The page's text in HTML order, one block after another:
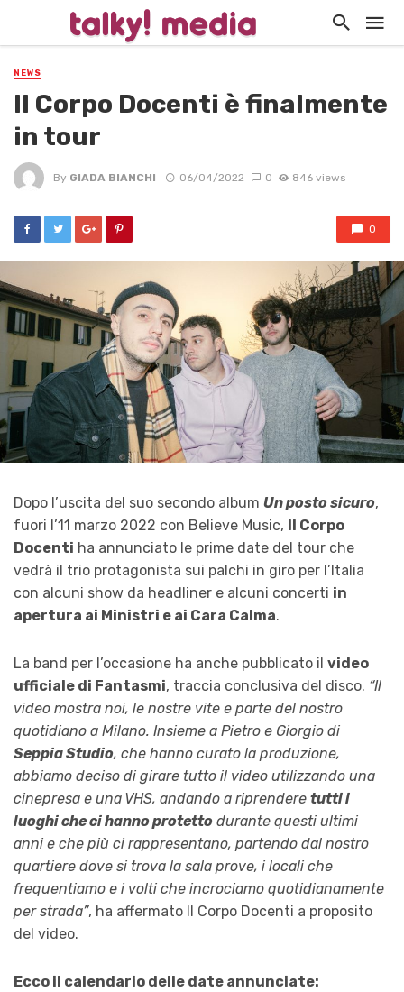
NEWS
Il Corpo Docenti è finalmente
in tour
By GIADA BIANCHI 06/04/2022 0 846 views
0
Dopo l’uscita del suo secondo album Un posto sicuro,
fuori l’11 marzo 2022 con Believe Music,
Il Corpo
Docenti ha annunciato le prime date del tour che
vedrà il trio protagonista sui palchi in giro per l’Italia
con alcuni show da headliner e alcuni concerti in
apertura ai Ministri e ai Cara Calma.
La band per l’occasione ha anche pubblicato il video
ufficiale di Fantasmi, traccia conclusiva del disco. “Il
video mostra noi, le nostre vite e parte del nostro
quotidiano a Milano. Insieme a Pietro e Giorgio di
Seppia Studio, che hanno curato la produzione,
abbiamo deciso di girare tutto il video utilizzando una
cinepresa e una VHS, andando a riprendere tutti i
luoghi che ci hanno protetto durante questi ultimi
anni e che più ci rappresentano, partendo dal nostro
quartiere dove si trova la sala prove, i locali che
frequentiamo e i volti che incrociamo quotidianamente
per strada”, ha affermato Il Corpo Docenti a proposito
del video.
Ecco il calendario delle date annunciate: